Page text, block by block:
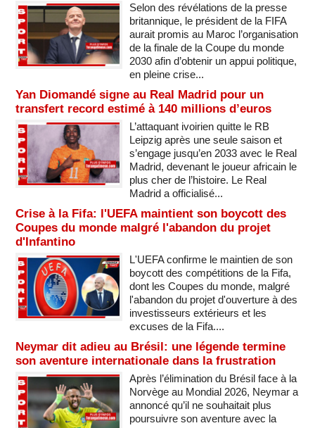
Selon des révélations de la presse
britannique, le président de la FIFA
aurait promis au Maroc l’organisation
de la finale de la Coupe du monde
2030 afin d’obtenir un appui politique,
en pleine crise...
Yan Diomandé signe au Real Madrid pour un
transfert record estimé à 140 millions d’euros
L’attaquant ivoirien quitte le RB
Leipzig après une seule saison et
s’engage jusqu’en 2033 avec le Real
Madrid, devenant le joueur africain le
plus cher de l’histoire. Le Real
Madrid a officialisé...
Crise à la Fifa: l'UEFA maintient son boycott des
Coupes du monde malgré l'abandon du projet
d'Infantino
L'UEFA confirme le maintien de son
boycott des compétitions de la Fifa,
dont les Coupes du monde, malgré
l'abandon du projet d'ouverture à des
investisseurs extérieurs et les
excuses de la Fifa....
Neymar dit adieu au Brésil: une légende termine
son aventure internationale dans la frustration
Après l’élimination du Brésil face à la
Norvège au Mondial 2026, Neymar a
annoncé qu’il ne souhaitait plus
poursuivre son aventure avec la